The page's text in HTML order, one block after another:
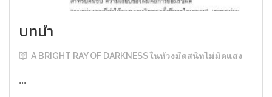
บทนำ
A BRIGHT RAY OF DARKNESS ในห้วงมืดสนิทไม่มิดแสง
...